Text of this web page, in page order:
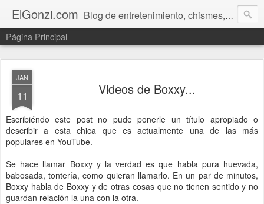
ElGonzi.com Blog de entretenimiento, chismes, humor, farándula, curiosidades, ovnis, noticias calientes, fotos, videos, paranormal y ¡más!
Página Principal
JAN
11 Videos de Boxxy...
Escribiéndo este post no pude ponerle un título apropiado o
describir a esta chica que es actualmente una de las más
populares en YouTube.
Se hace llamar Boxxy y la verdad es que habla pura huevada,
babosada, tontería, como quieran llamarlo. En un par de minutos,
Boxxy habla de Boxxy y de otras cosas que no tienen sentido y no
guardan relación la una con la otra.